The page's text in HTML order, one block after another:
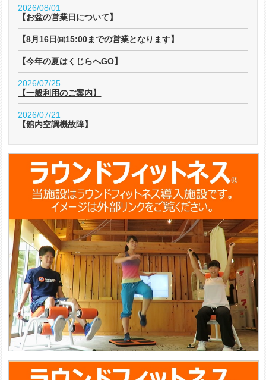
2026/08/01
【お盆の営業日について】
【8月16日㈰15:00までの営業となります】
【今年の夏はくじらへGO】
2026/07/25
【一般利用のご案内】
2026/07/21
【館内空調機故障】